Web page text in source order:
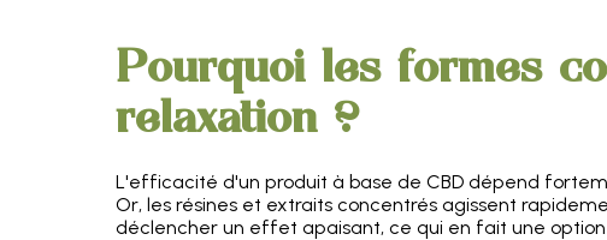
Pourquoi les formes
relaxation ?
L'efficacité d'un produit à base de CBD dépend
Or, les résines et extraits concentrés agissent
déclencher un effet apaisant, ce qui en fait une